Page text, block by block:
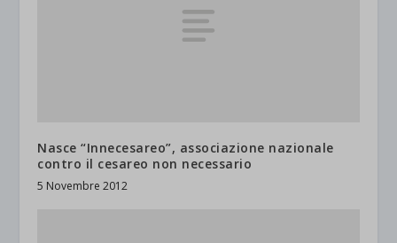
Nasce “Innecesareo”, associazione nazionale
contro il cesareo non necessario
5 Novembre 2012